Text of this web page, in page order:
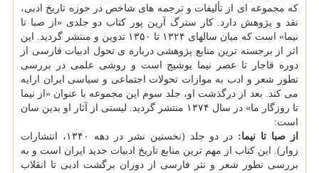
که مجموعه ای از تألیفات و ترجمه های شاخص در حوزه تاریخ ادبی،
نقد و پژوهش دارد. کار سترگ آرین پور کتاب دو جلدی «از صبا تا
نیما» است که میان سالهای ۱۳۲۴ تا ۱۳۵۰ تدوین و منتشر گردید. این
اثر از برجسته ترین منابع پژوهشی درباره ی تحول ادبیات فارسی از
دوره قاجار تا عصر نیما یوشیج است و روشی علمی در بررسی
تطور شعر و ادب به موازات تحولات اجتماعی و سیاسی ایران ارایه
می کند. بعد از درگذشت او، جلد سوم این مجموعه با عنوان «از نیما
تا روزگار ما» در سال ۱۳۷۴ منتشر گردید. لیستی از آثار او بدین سان
است:
از صبا تا نیما:
در دو جلد (نخستین نشر در دهه ۱۳۴۰، انتشارات
زوار). این کتاب از مهم ترین منابع تاریخ ادبیات جدید ایران است و به
بررسی تطور شعر و نثر فارسی از دوران برگشت ادبی تا انقلاب